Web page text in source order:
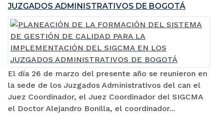
JUZGADOS ADMINISTRATIVOS DE BOGOTÁ
El día 26 de marzo del presente año se reunieron en
la sede de los Juzgados Administrativos del can el
Juez Coordinador, el Juez Coordinador del SIGCMA
el Doctor Alejandro Bonilla, el coordinador...